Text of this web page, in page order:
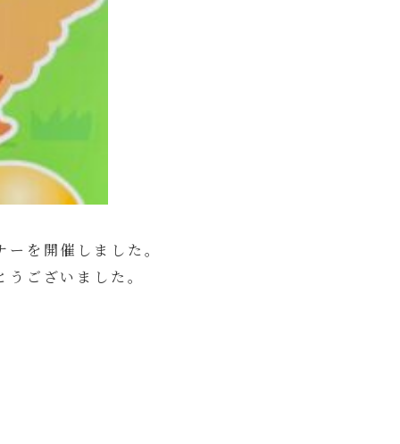
を開催しました。
ございました。